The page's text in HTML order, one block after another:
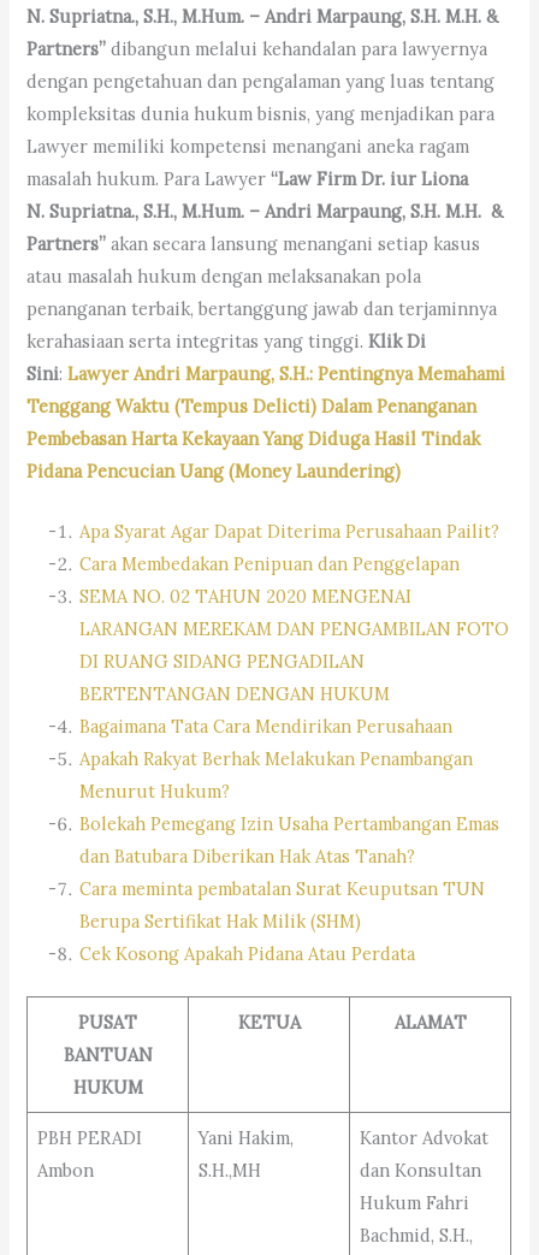
N. Supriatna., S.H., M.Hum. – Andri Marpaung, S.H. M.H. &
Partners” dibangun melalui kehandalan para lawyernya
dengan pengetahuan dan pengalaman yang luas tentang
kompleksitas dunia hukum bisnis, yang menjadikan para
Lawyer memiliki kompetensi menangani aneka ragam
masalah hukum. Para Lawyer“Law Firm Dr. iur Liona
N. Supriatna., S.H., M.Hum. – Andri Marpaung, S.H. M.H. &
Partners” akan secara lansung menangani setiap kasus
atau masalah hukum dengan melaksanakan pola
penanganan terbaik, bertanggung jawab dan terjaminnya
kerahasiaan serta integritas yang tinggi.Klik Di
Sini:Lawyer Andri Marpaung, S.H.: Pentingnya Memahami
Tenggang Waktu (Tempus Delicti) Dalam Penanganan
Pembebasan Harta Kekayaan Yang Diduga Hasil Tindak
Pidana Pencucian Uang (Money Laundering)
Apa Syarat Agar Dapat Diterima Perusahaan Pailit?
Cara Membedakan Penipuan dan Penggelapan
SEMA NO. 02 TAHUN 2020 MENGENAI
LARANGAN MEREKAM DAN PENGAMBILAN FOTO
DI RUANG SIDANG PENGADILAN
BERTENTANGAN DENGAN HUKUM
Bagaimana Tata Cara Mendirikan Perusahaan
Apakah Rakyat Berhak Melakukan Penambangan
Menurut Hukum?
Bolekah Pemegang Izin Usaha Pertambangan Emas
dan Batubara Diberikan Hak Atas Tanah?
Cara meminta pembatalan Surat Keuputsan TUN
Berupa Sertifikat Hak Milik (SHM)
Cek Kosong Apakah Pidana Atau Perdata
PUSAT
BANTUAN
HUKUM
KETUA ALAMAT
PBH PERADI
Ambon
Yani Hakim,
S.H.,MH
Kantor Advokat
dan Konsultan
Hukum Fahri
Bachmid, S.H.,